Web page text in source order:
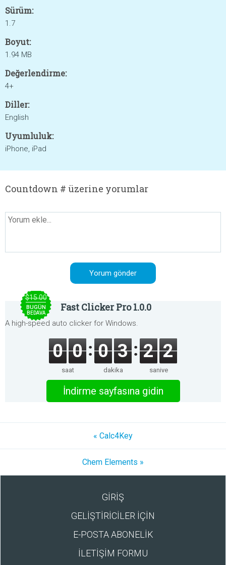
Sürüm:
1.7
Boyut:
1.94 MB
Değerlendirme:
4+
Diller:
English
Uyumluluk:
iPhone, iPad
Countdown # üzerine yorumlar
$15.00
BUGÜN
BEDAVA Fast Clicker Pro 1.0.0
A high-speed auto clicker for Windows.
0 0
saat
0 3
dakika
2 2
saniye
İndirme sayfasına gidin
« Calc4Key
Chem Elements »
GİRİŞ
GELİŞTİRİCİLER İÇİN
E-POSTA ABONELİK
İLETİŞİM FORMU